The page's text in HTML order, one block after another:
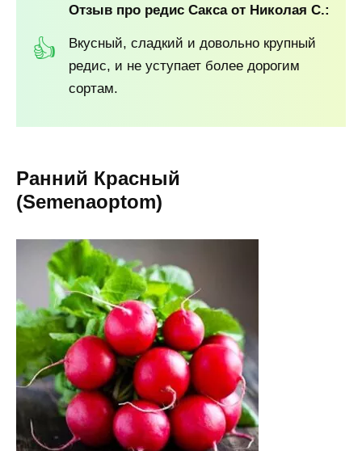
Отзыв про редис Сакса от Николая С.:
Вкусный, сладкий и довольно крупный
редис, и не уступает более дорогим
сортам.
Ранний Красный
(Semenaoptom)